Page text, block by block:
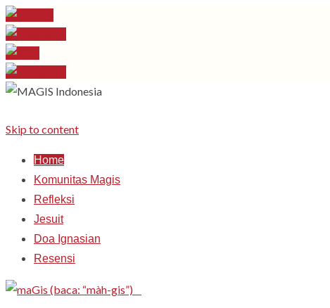
Skip to content
Home
Komunitas Magis
Refleksi
Jesuit
Doa Ignasian
Resensi